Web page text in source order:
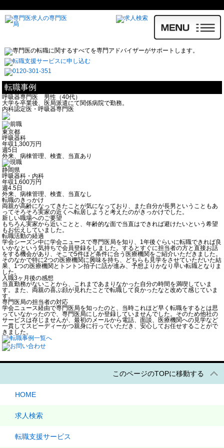
転職事例
呼吸器専門医 男性（40代）
大学を卒業後、医局派遣にて関係病院で勤務。
内科認定医・呼吸器専門医
東京都
呼吸器科
年収1,300万円
週5日
外来、病棟管理、検査、当直あり
静岡県
呼吸器科・内科
年収1,600万円
週4.5日
外来、病棟管理、検査、当直なし
転職のきっかけ
両親が高齢になってきたことが気になっており、また自分が長男ということもあ
ってそろそろ実家の近くへ転居しようと考えたのがきっかけでした。
新しい職場へのご要望
もちろん実家から近いことと、年齢的な面で当直はできれば避けたいという希望
もお伝えしていました。
転職活動の経過
学会シーズン中に学会ニュースで専門医局を知り、1年後ぐらいに転職できれば良
いかなという気持ちで会員登録をしました。するとすぐに担当者の方と直接お話
をする機会があり、そこで5件ほど条件に合う医療機関をご紹介いただきました。
そのなかで特に2つの医療機関に興味を持ち、どちらも見学をさせていただいた結
果、1つの医療機関とトントン拍子に話が進み、予想よりかなり早い転職となりま
した。
入職3ヶ月後の感想
当直勤務がないことから、これまであまりなかった自分の時間を満喫していま
す。また、両親の喜ぶ顔が見れたことで転職して良かったなと改めて感じていま
す。
専門医局の担当者の対応
学会ニュース経由で専門医局を知ったのと、当時これほど早く転職をするとは思
っていなかったので、専門医局にしか登録していませんでした。そのため他社の
サービスは存じませんが、最初のメールから電話、面談、医療機関への見学など
一貫してスピーディーかつ親身に行っていただき、安心してお任せすることがで
きました。
このページのTOPに移動する
HOME
求人検索
転職支援サービス